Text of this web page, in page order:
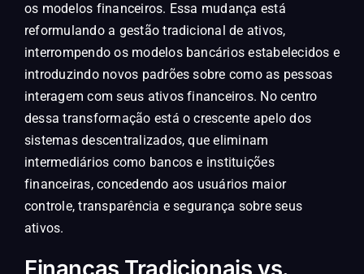
os modelos financeiros. Essa mudança está
reformulando a gestão tradicional de ativos,
interrompendo os modelos bancários estabelecidos e
introduzindo novos padrões sobre como as pessoas
interagem com seus ativos financeiros. No centro
dessa transformação está o crescente apelo dos
sistemas descentralizados, que eliminam
intermediários como bancos e instituições
financeiras, concedendo aos usuários maior
controle, transparência e segurança sobre seus
ativos.